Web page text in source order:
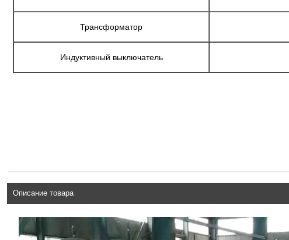
Трансформатор
Индуктивный выключатель
Описание товара